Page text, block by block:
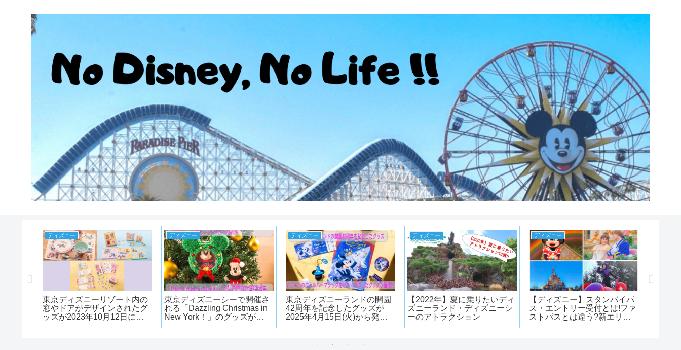
ディズニー
東京ディズニーリゾート内の
窓やドアがデザインされたグ
ッズが2023年10月12日に発
ディズニー
東京ディズニーシーで開催さ
れる「Dazzling Christmas in
New York！」のグッズが
ディズニー
東京ディズニーランドの開園
42周年を記念したグッズが
2025年4月15日(火)から発売!
ディズニー
【2022年】夏に乗りたいディ
ズニーランド・ディズニーシ
ーのアトラクション
ディズニー
【ディズニー】スタンバイパ
ス・エントリー受付とは!ファ
ストパスとは違う?新エリア